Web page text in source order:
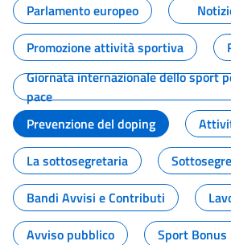
Parlamento europeo
Promozione attività sportiva
Giornata internazionale dello sport
pace
Prevenzione del doping
La sottosegretaria
Bandi Avvisi e Contributi
Avviso pubblico
Sport